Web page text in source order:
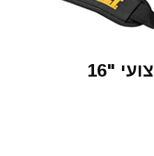
תיק כלי עבודה מקצועי "16